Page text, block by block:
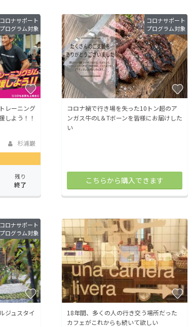
コロナサポート
プログラム対象
レーニング
しよう！！
杉浦巌
残り
終了
コロナサポート
プログラム対象
コロナ禍で行き場を失った10トン超のア
ンガス牛のL＆Tボーンを皆様にお届けした
い
こちらから購入できます
コロナサポート
プログラム対象
ジュスタイ
18年間、多くの人の行き交う場所だった
カフェがこれからも続いて欲しい